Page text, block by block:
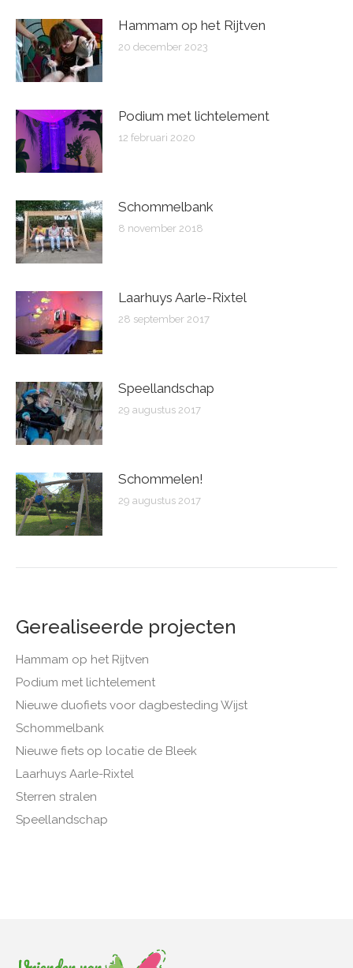
Hammam op het Rijtven
20 december 2023
Podium met lichtelement
12 februari 2020
Schommelbank
8 november 2018
Laarhuys Aarle-Rixtel
28 september 2017
Speellandschap
29 augustus 2017
Schommelen!
29 augustus 2017
Gerealiseerde projecten
Hammam op het Rijtven
Podium met lichtelement
Nieuwe duofiets voor dagbesteding Wijst
Schommelbank
Nieuwe fiets op locatie de Bleek
Laarhuys Aarle-Rixtel
Sterren stralen
Speellandschap